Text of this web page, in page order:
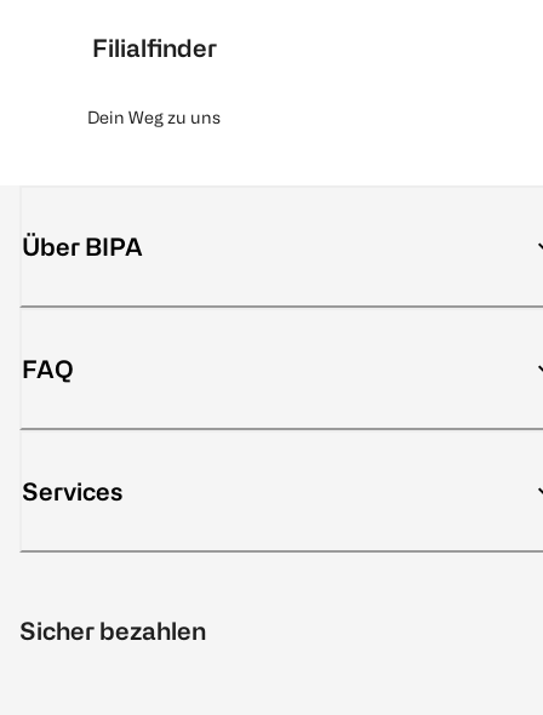
Filialfinder
Dein Weg zu uns
Über BIPA
FAQ
Services
Sicher bezahlen